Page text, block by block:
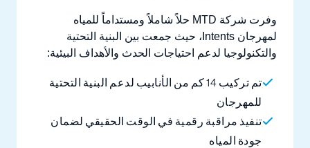
وفرت شركة MTD حلاً شاملاً ومستداماً للمياه
لمهرجان Intents، حيث جمعت بين البنية التحتية
والتكنولوجيا لدعم احتياجات الحدث والأهداف البيئية:
تم تركيب 14 كم من الأنابيب لدعم البنية التحتية
للمهرجان
تنفيذ مراقبة رقمية في الوقت الحقيقي لضمان
جودة المياه